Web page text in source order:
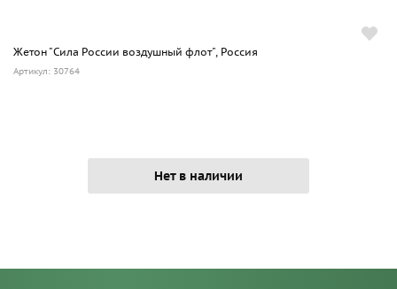
Жетон "Сила России воздушный флот", Россия
Артикул: 30764
Нет в наличии